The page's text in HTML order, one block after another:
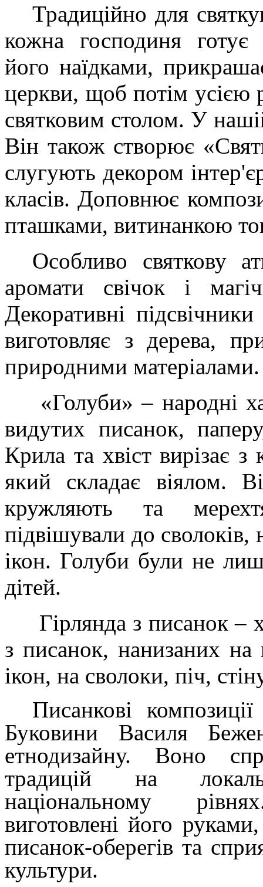
Традиційно для
кожна господиня
його наїдками,
церкви, щоб потім усією
святковим столом. У
Він також створює
слугують декором
класів. Доповнює
пташками, витинанкою
Особливо святкову
аромати свічок і
Декоративні
виготовляє з дерева,
природними матеріалами.
«Голуби» – народні
видутих писанок,
Крила та хвіст вирізає з
який складає віялом.
кружляють та
підвішували до
ікон. Голуби були не
дітей.
Гірлянда з писанок –
з писанок, нанизаних на
ікон, на сволоки, піч,
Писанкові
Буковини Василя
етнодизайну. Воно
традицій на
національному
виготовлені його
писанок-оберегів та
культури.